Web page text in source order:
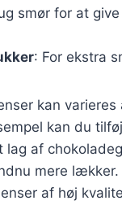
smør for at
: For ekstra
kan
kan du
lag af
mere
af høj